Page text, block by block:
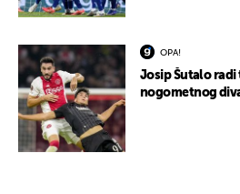
OPA!
Josip Šutalo radi
nogometnog